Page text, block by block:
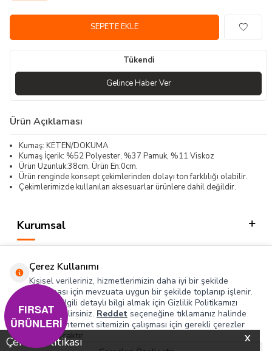
X
Çerez Politikası
SEPETE EKLE
Tükendi
Gelince Haber Ver
Ürün Açıklaması
Kumaş: KETEN/DOKUMA
Kumaş İçerik: %52 Polyester, %37 Pamuk, %11 Viskoz
Ürün Uzunluk:38cm. Ürün En:0cm.
Ürün renginde konsept çekimlerinden dolayı ton farklılığı olabilir.
Çekimlerimizde kullanılan aksesuarlar ürünlere dahil değildir.
Kurumsal
Hızlı Erişim
Sosyal
Adres & İletişim
Çerez Kullanımı
Kişisel verileriniz, hizmetlerimizin daha iyi bir şekilde
sunulması için mevzuata uygun bir şekilde toplanıp işlenir.
Konuyla ilgili detaylı bilgi almak için Gizlilik Politikamızı
inceleyebilirsiniz. Reddet seçeneğine tıklamanız halinde
yalnızca internet sitemizin çalışması için gerekli çerezler
kullanılacaktır.
FIRSAT
ÜRÜNLERİ